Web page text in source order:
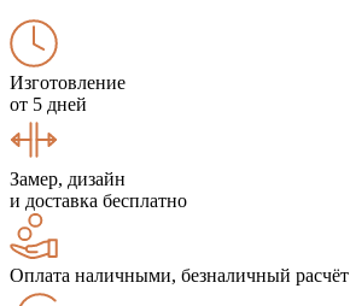
Изготовление
от 5 дней
Замер, дизайн
и доставка бесплатно
Оплата наличными, безналичный расчёт